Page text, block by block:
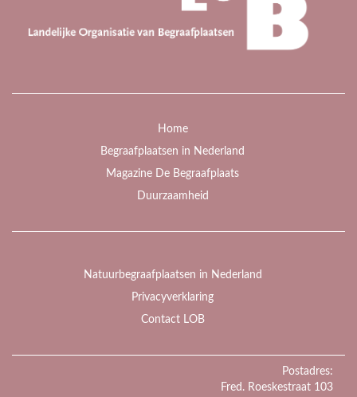
Home
Begraafplaatsen in Nederland
Magazine De Begraafplaats
Duurzaamheid
Natuurbegraafplaatsen in Nederland
Privacyverklaring
Contact LOB
Postadres:
Fred. Roeskestraat 103